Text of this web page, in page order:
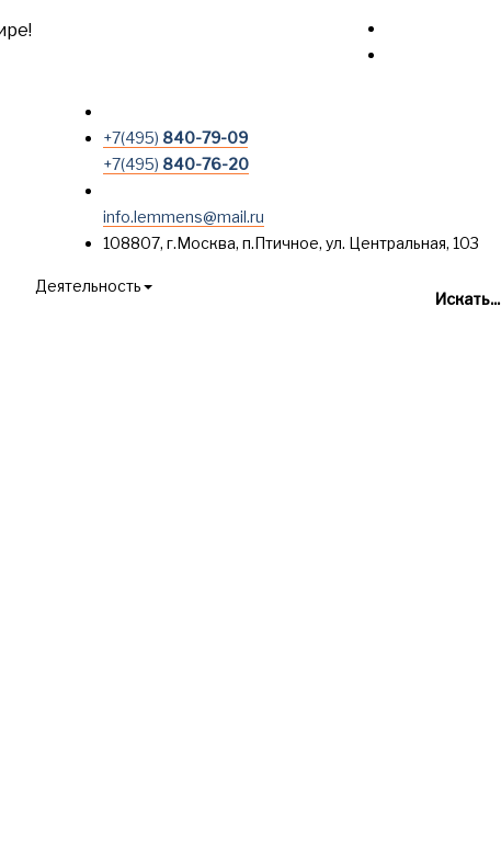
+7(495) 840-79-09
+7(495) 840-76-20
info.lemmens@mail.ru
108807, г.Москва, п.Птичное, ул. Центральная, 103
Деятельность
Искать...